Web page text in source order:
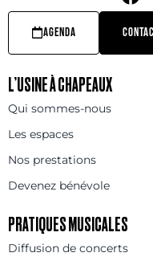
AGENDA
L’USINE À CHAPEAUX
Qui sommes-nous
Les espaces
Nos prestations
Devenez bénévole
PRATIQUES MUSICALES
Diffusion de concerts